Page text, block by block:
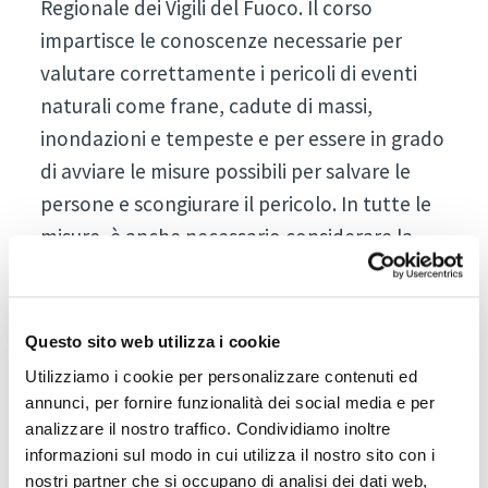
Questo sito web utilizza i cookie
Utilizziamo i cookie per personalizzare contenuti ed
annunci, per fornire funzionalità dei social media e per
analizzare il nostro traffico. Condividiamo inoltre
informazioni sul modo in cui utilizza il nostro sito con i
nostri partner che si occupano di analisi dei dati web,
Regionale dei Vigili del Fuoco. Il corso
impartisce le conoscenze necessarie per
valutare correttamente i pericoli di eventi
naturali come frane, cadute di massi,
inondazioni e tempeste e per essere in grado
di avviare le misure possibili per salvare le
persone e scongiurare il pericolo. In tutte le
misure, è anche necessario considerare la
sicurezza dei vigili del fuoco, e ci sono anche
situazioni in cui raggiungiamo i nostri limiti
operativi. I vigili del fuoco coordinano anche
costantemente il loro equipaggiamento in
relazione alla loro area di operazione.
I vigili del fuoco volontari sono
tradizionalmente molto popolari in Alto Adige.